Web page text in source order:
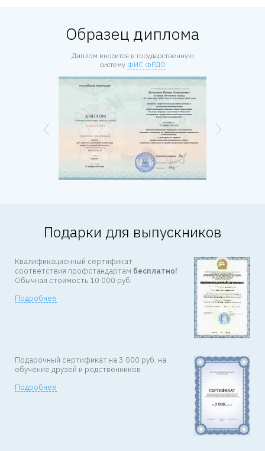
Образец диплома
Диплом вносится в государственную
систему ФИС ФРДО
Подарки для выпускников
Квалификационный сертификат
соответствия профстандартам бесплатно!
Обычная стоимость 10 000 руб.
Подробнее
Подарочный сертификат на3 000 руб. на
обучение друзей и родственников
Подробнее